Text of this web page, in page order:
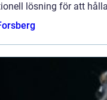
lösning för att